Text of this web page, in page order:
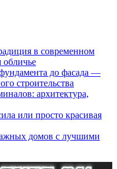
в современном
обличье
до фасада —
строительства
архитектура,
или просто красивая
домов с лучшими